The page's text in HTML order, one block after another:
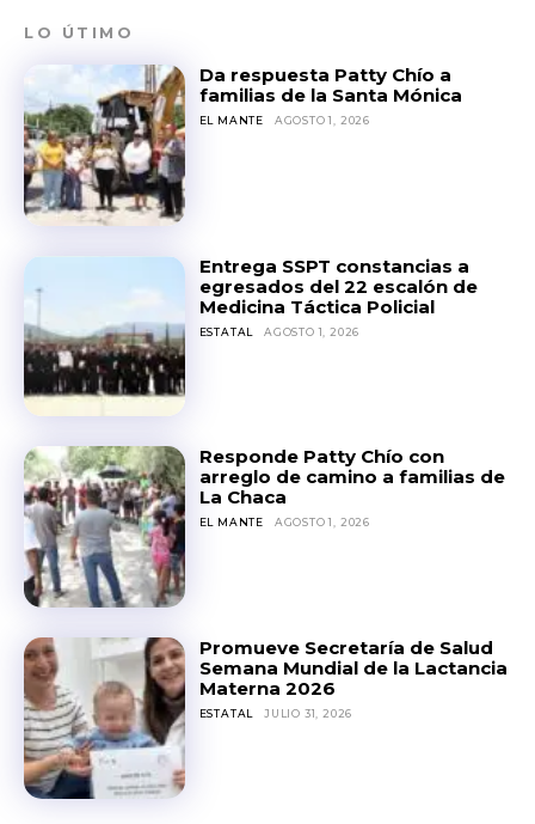
LO ÚTIMO
Da respuesta Patty Chío a
familias de la Santa Mónica
EL MANTE AGOSTO 1, 2026
Entrega SSPT constancias a
egresados del 22 escalón de
Medicina Táctica Policial
ESTATAL AGOSTO 1, 2026
Responde Patty Chío con
arreglo de camino a familias de
La Chaca
EL MANTE AGOSTO 1, 2026
Promueve Secretaría de Salud
Semana Mundial de la Lactancia
Materna 2026
ESTATAL JULIO 31, 2026